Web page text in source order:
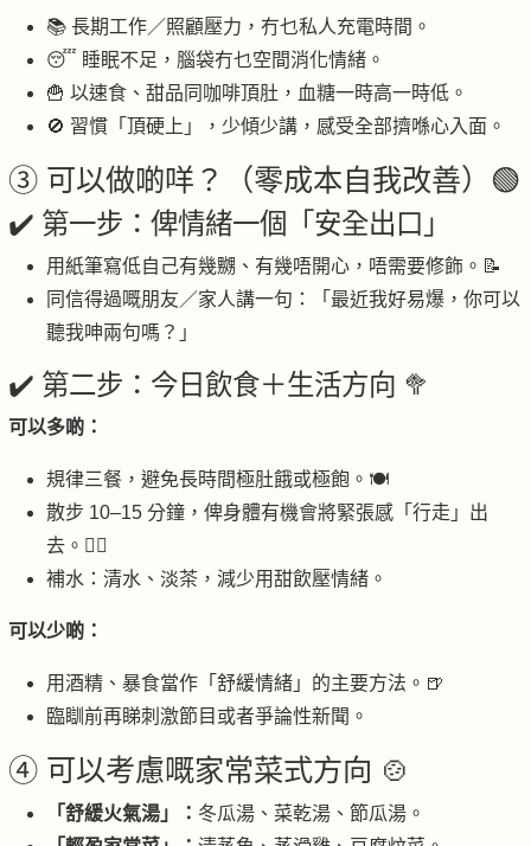
📚 長期工作／照顧壓力，冇乜私人充電時間。
😴 睡眠不足，腦袋冇乜空間消化情緒。
🍟 以速食、甜品同咖啡頂肚，血糖一時高一時低。
🚫 習慣「頂硬上」，少傾少講，感受全部擠喺心入面。
③ 可以做啲咩？（零成本自我改善）🟢
✔️ 第一步：俾情緒一個「安全出口」
用紙筆寫低自己有幾嬲、有幾唔開心，唔需要修飾。📝
同信得過嘅朋友／家人講一句：「最近我好易爆，你可以
聽我呻兩句嗎？」
✔️ 第二步：今日飲食＋生活方向 🥦
可以多啲：
規律三餐，避免長時間極肚餓或極飽。🍽
散步 10–15 分鐘，俾身體有機會將緊張感「行走」出
去。🚶‍♀️
補水：清水、淡茶，減少用甜飲壓情緒。
可以少啲：
用酒精、暴食當作「舒緩情緒」的主要方法。🍺
臨瞓前再睇刺激節目或者爭論性新聞。
④ 可以考慮嘅家常菜式方向 🍲
「舒緩火氣湯」： 冬瓜湯、菜乾湯、節瓜湯。